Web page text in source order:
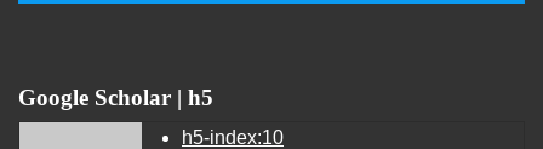
Google Scholar | h5
h5-index:10